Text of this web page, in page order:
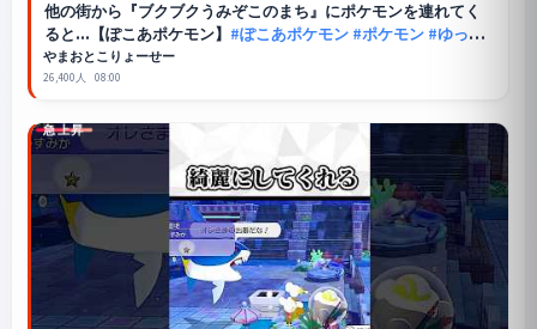
他の街から『ブクブクうみぞこのまち』にポケモンを連れてく
ると...【ぽこあポケモン】 #ぽこあポケモン #ポケモン #ゆっく
り解説
やまおとこりょーせー
26,400人 08:00
急上昇